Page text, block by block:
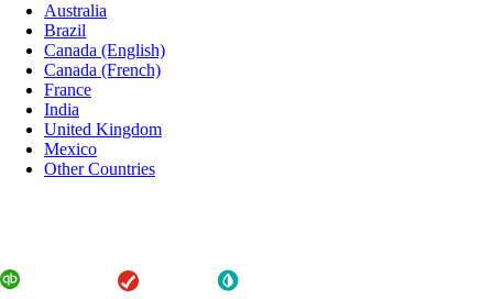
Australia
Brazil
Canada (English)
Canada (French)
France
India
United Kingdom
Mexico
Other Countries